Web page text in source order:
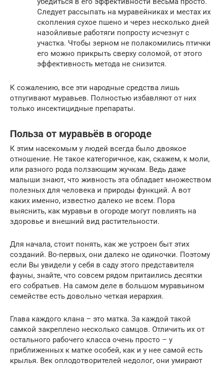
Следует рассыпать на муравейниках и местах их
скопления сухое пшено и через несколько дней
назойливые работяги попросту исчезнут с
участка. Чтобы зерном не полакомились птички
его можно прикрыть сверху соломой, от этого
эффективность метода не снизится.
К сожалению, все эти народные средства лишь
отпугивают муравьев. Полностью избавляют от них
только инсектицидные препараты.
Польза от муравьёв в огороде
К этим насекомым у людей всегда было двоякое
отношение. Не такое категоричное, как, скажем, к моли,
или разного рода ползающим жучкам. Ведь даже
малыши знают, что живность эта обладает множеством
полезных для человека и природы функций. А вот
каких именно, известно далеко не всем. Пора
выяснить, как муравьи в огороде могут повлиять на
здоровье и внешний вид растительности.
Для начала, стоит понять, как же устроен быт этих
созданий. Во-первых, они далеко не одиночки. Поэтому
если Вы увидели у себя в саду этого представителя
фауны, знайте, что совсем рядом притаились десятки
его собратьев. На самом деле в большом муравьином
семействе есть довольно четкая иерархия.
Глава каждого клана – это матка. За каждой такой
самкой закреплено несколько самцов. Отличить их от
остального рабочего класса очень просто – у
приближенных к матке особей, как и у нее самой есть
крылья. Век оплодотворителей недолог, они умирают